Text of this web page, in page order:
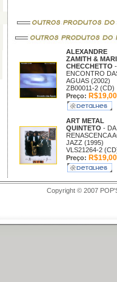
ALEXANDRE
ZAMITH &
CHECCHETTO -
ENCONTRO
AGUAS (2002)
ZB00011-2 (CD)
Preço: R$19,00
ART METAL
QUINTETO - DA
RENASCENCA
JAZZ (1995)
VLS21264-2
Preço: R$19,00
Copyright © 2007